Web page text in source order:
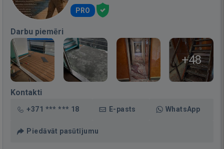
PRO
Darbu piemēri
+48
Kontakti
+371 *** *** 18 E-pasts WhatsApp
Piedāvāt pasūtījumu